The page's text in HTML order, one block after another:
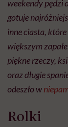
weekendy pędzi
gotuje
inne ciasta,
większym
piękne rzeczy,
oraz długie
odeszło w
Rolki